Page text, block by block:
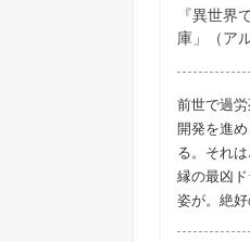
『異世
庫」（ア
前世で過
開発を進
る。それ
縁の最凶
姿が。絶